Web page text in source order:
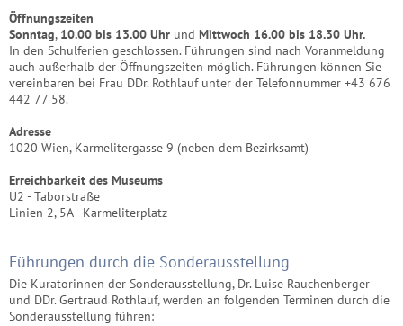
Öffnungszeiten
Sonntag, 10.00 bis 13.00 Uhr und Mittwoch 16.00 bis 18.30 Uhr.
In den Schulferien geschlossen. Führungen sind nach Voranmeldung
auch außerhalb der Öffnungszeiten möglich. Führungen können Sie
vereinbaren bei Frau DDr. Rothlauf unter der Telefonnummer +43 676
442 77 58.
Adresse
1020 Wien, Karmelitergasse 9 (neben dem Bezirksamt)
Erreichbarkeit des Museums
U2 - Taborstraße
Linien 2, 5A - Karmeliterplatz
Führungen durch die Sonderausstellung
Die Kuratorinnen der Sonderausstellung, Dr. Luise Rauchenberger
und DDr. Gertraud Rothlauf, werden an folgenden Terminen durch die
Sonderausstellung führen: